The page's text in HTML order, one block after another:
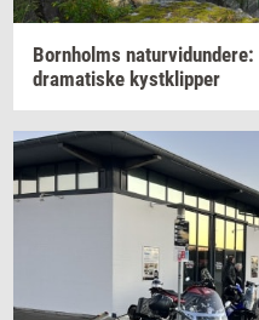
Born­holms na­tur­vi­dun­de­re:
dra­ma­ti­ske kyst­klip­per